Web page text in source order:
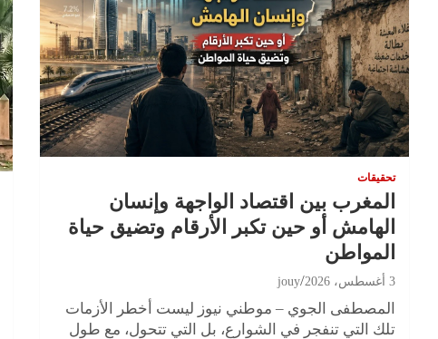
تحقيقات
المغرب بين اقتصاد الواجهة وإنسان
الهامش أو حين تكبر الأرقام وتضيق حياة
المواطن
3 أغسطس، 2026 jouy
المصطفى الجوي – موطني نيوز ليست أخطر الأزمات
تلك التي تنفجر في الشوارع، بل التي تتحول، مع طول